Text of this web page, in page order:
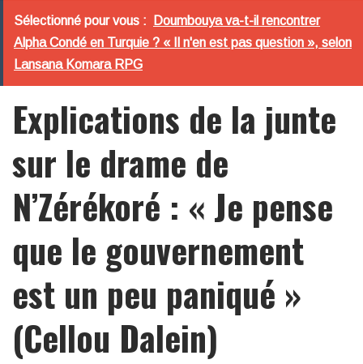
Sélectionné pour vous :
Doumbouya va-t-il rencontrer
Alpha Condé en Turquie ? « Il n'en est pas question », selon
Lansana Komara RPG
Explications de la junte
sur le drame de
N’Zérékoré : « Je pense
que le gouvernement
est un peu paniqué »
(Cellou Dalein)